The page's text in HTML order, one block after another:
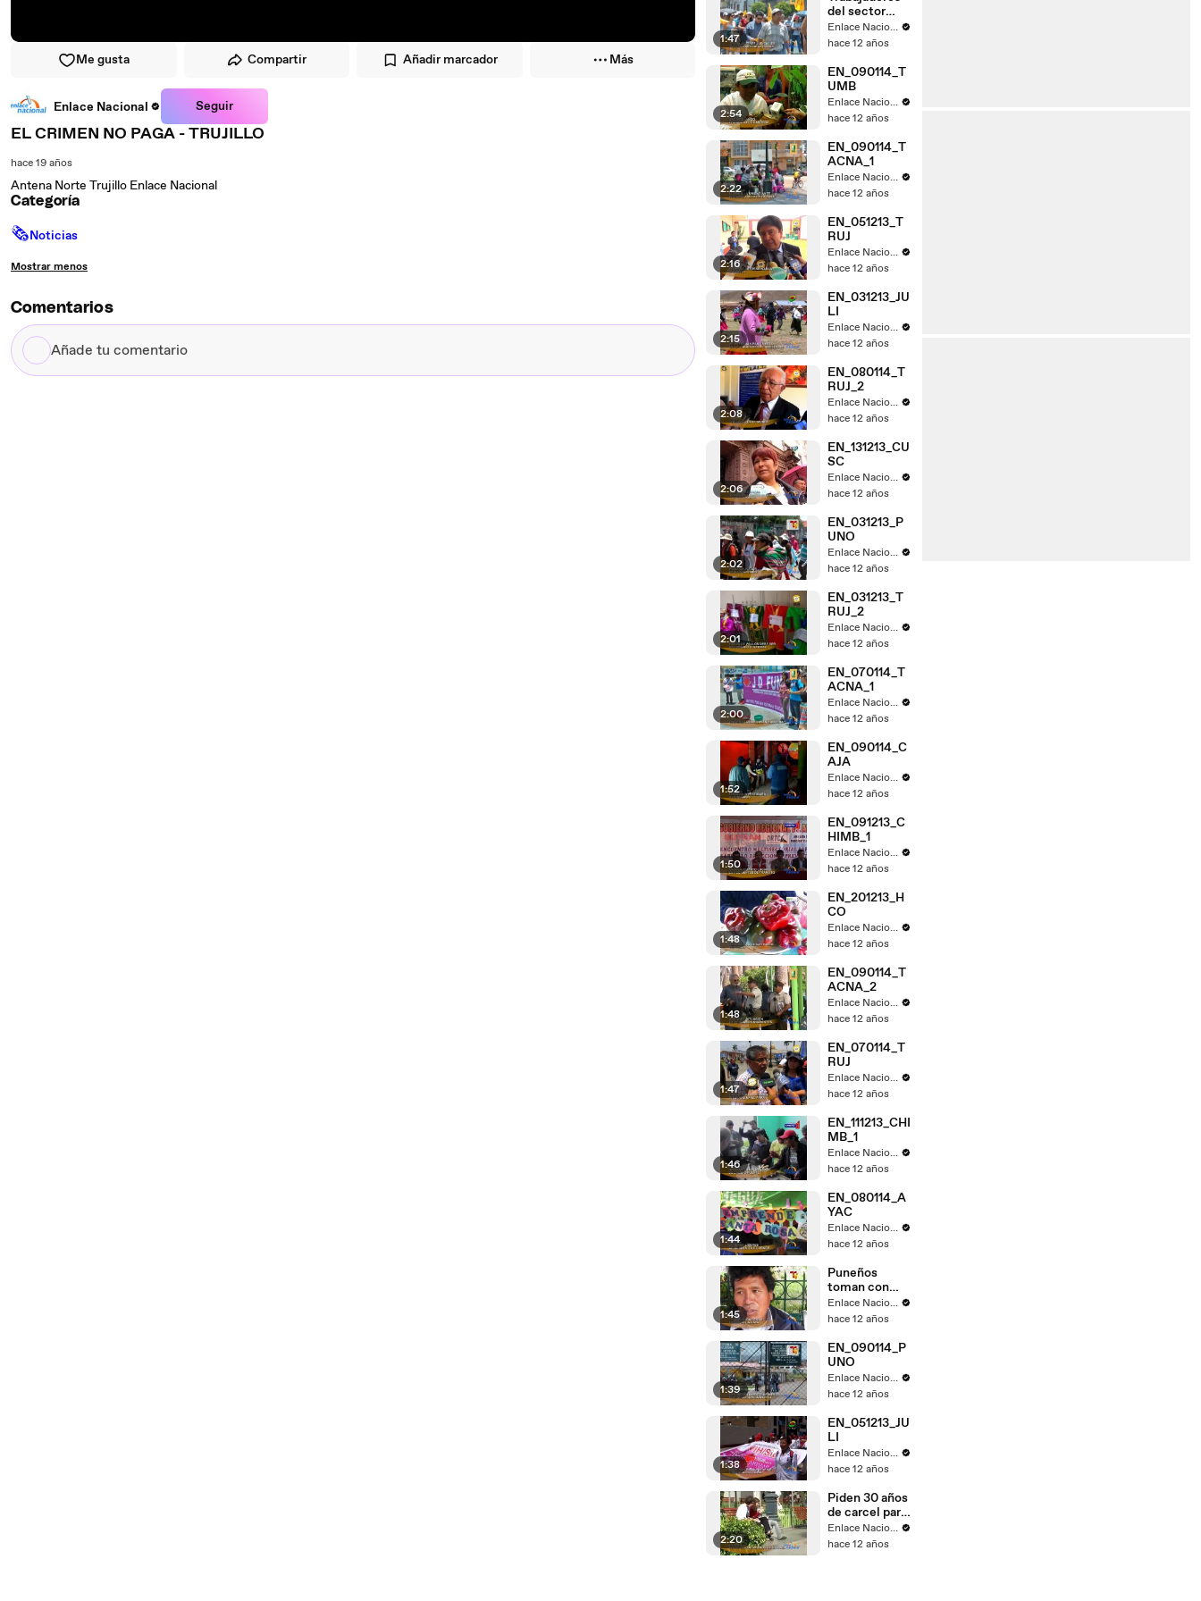
Me gusta Compartir Añadir marcador Más
Enlace Nacional Seguir
EL CRIMEN NO PAGA - TRUJILLO
hace 19 años
Antena Norte Trujillo Enlace Nacional
Categoría
🗞Noticias
Mostrar menos
Comentarios
Añade
tu
1:47
del sector
judicial de
Tacna acatan
Enlace Nacional
hace 12 años
2:54
EN_090114_T
UMB
Enlace Nacional
hace 12 años
2:22
EN_090114_T
ACNA_1
Enlace Nacional
hace 12 años
2:16
EN_051213_T
RUJ
Enlace Nacional
hace 12 años
2:15
EN_031213_JU
LI
Enlace Nacional
hace 12 años
2:08
EN_080114_T
RUJ_2
Enlace Nacional
hace 12 años
2:06
EN_131213_CU
SC
Enlace Nacional
hace 12 años
2:02
EN_031213_P
UNO
Enlace Nacional
hace 12 años
2:01
EN_031213_T
RUJ_2
Enlace Nacional
hace 12 años
2:00
EN_070114_T
ACNA_1
Enlace Nacional
hace 12 años
1:52
EN_090114_C
AJA
Enlace Nacional
hace 12 años
1:50
EN_091213_C
HIMB_1
Enlace Nacional
hace 12 años
1:48
EN_201213_H
CO
Enlace Nacional
hace 12 años
1:48
EN_090114_T
ACNA_2
Enlace Nacional
hace 12 años
1:47
EN_070114_T
RUJ
Enlace Nacional
hace 12 años
1:46
EN_111213_CHI
MB_1
Enlace Nacional
hace 12 años
1:44
EN_080114_A
YAC
Enlace Nacional
hace 12 años
1:45
Puneños
toman con
calma fallo de
La Haya
Enlace Nacional
hace 12 años
1:39
EN_090114_P
UNO
Enlace Nacional
hace 12 años
1:38
EN_051213_JU
LI
Enlace Nacional
hace 12 años
2:20
Piden 30 años
de carcel para
Gregorio
Santos
Enlace Nacional
hace 12 años